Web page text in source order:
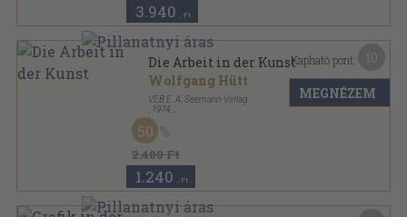
3.940 ,-Ft
Die Arbeit in der Kunst
Wolfgang Hütt
VEB E. A. Seemann-Verlag
1974
Félvászon
2.480 Ft
50
1.240 ,-Ft
Kapható pont:
MEGNÉZEM